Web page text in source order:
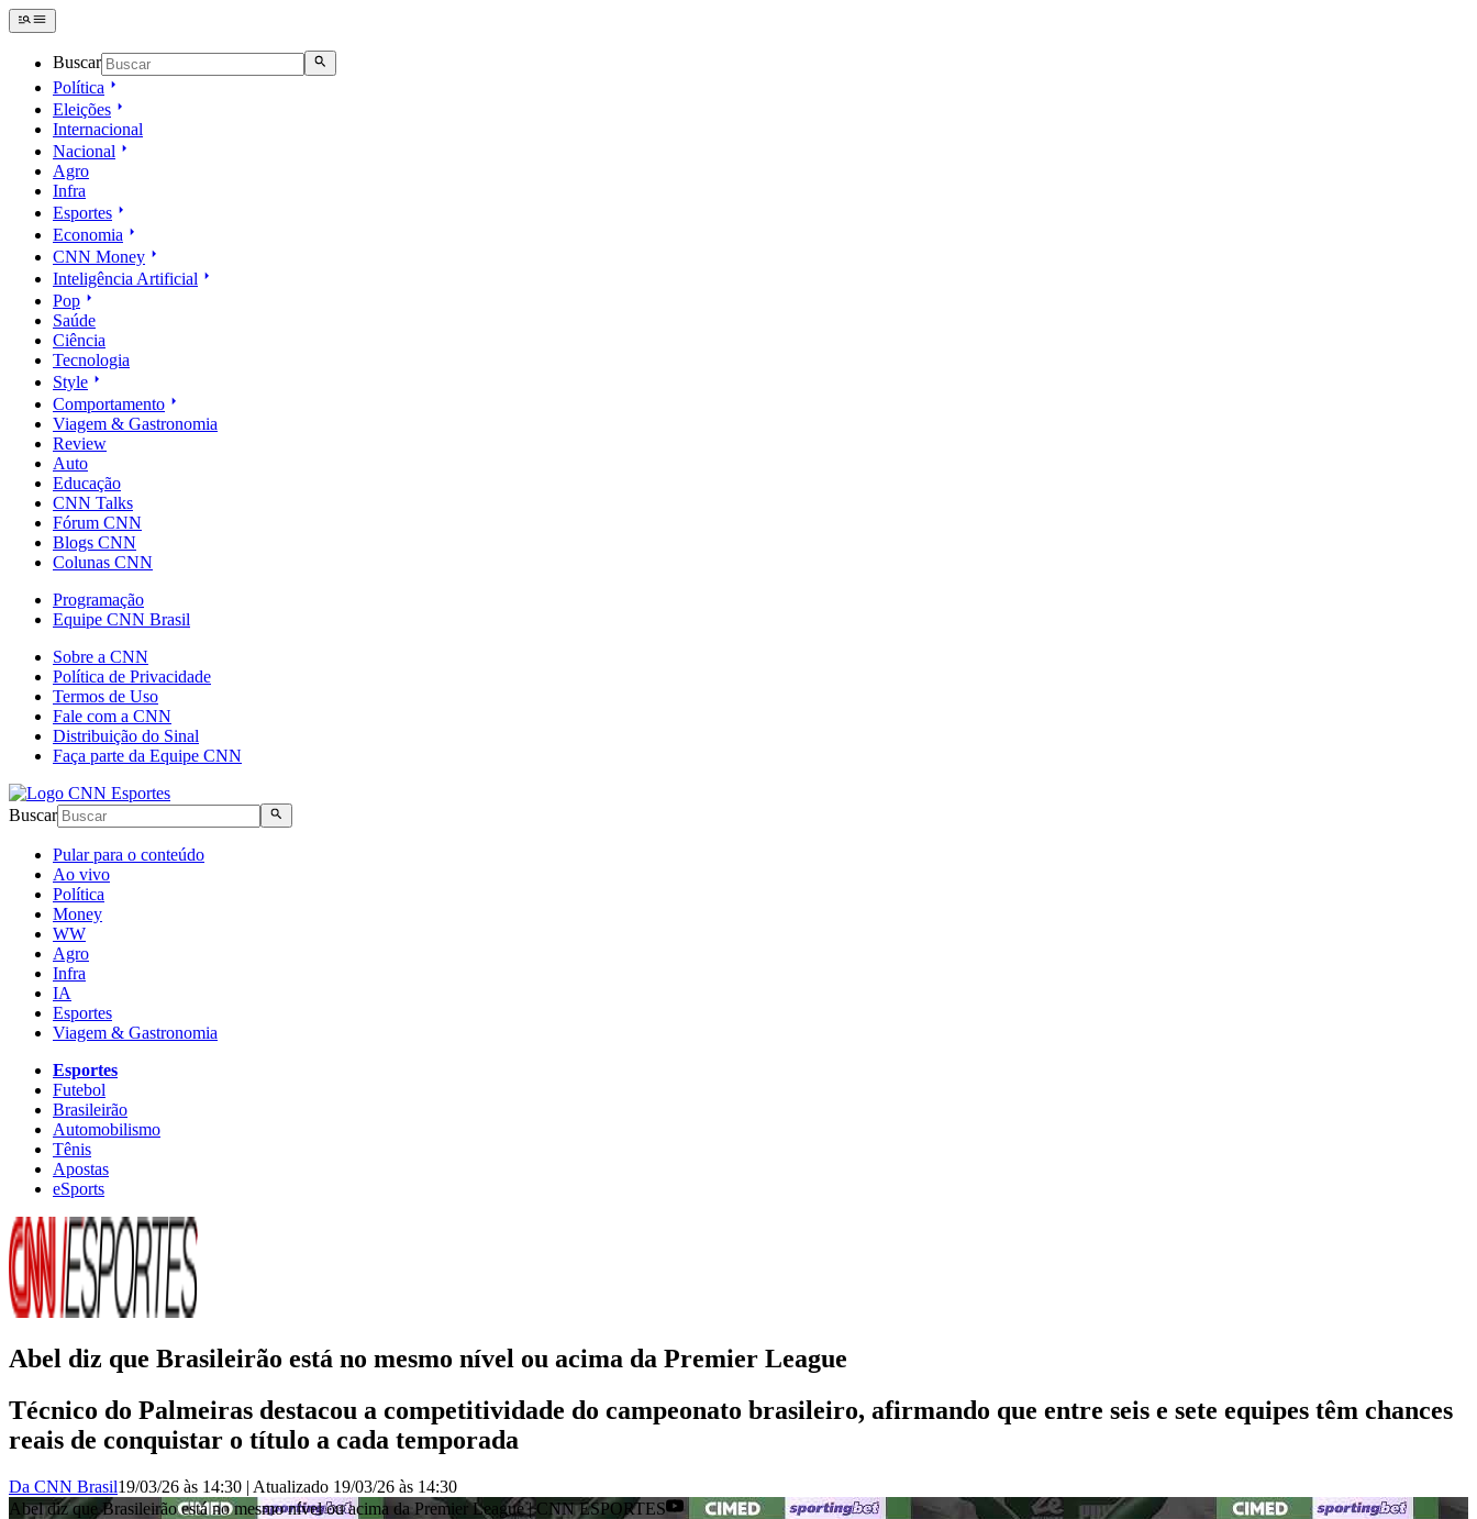
Buscar
Política
Eleições
Internacional
Nacional
Agro
Infra
Esportes
Economia
CNN Money
Inteligência Artificial
Pop
Saúde
Ciência
Tecnologia
Style
Comportamento
Viagem & Gastronomia
Review
Auto
Educação
CNN Talks
Fórum CNN
Blogs CNN
Colunas CNN
Programação
Equipe CNN Brasil
Sobre a CNN
Política de Privacidade
Termos de Uso
Fale com a CNN
Distribuição do Sinal
Faça parte da Equipe CNN
Buscar
Pular para o conteúdo
Ao vivo
Política
Money
WW
Agro
Infra
IA
Esportes
Viagem & Gastronomia
Esportes
Futebol
Brasileirão
Automobilismo
Tênis
Apostas
eSports
Abel diz que Brasileirão está no mesmo nível ou acima da Premier League
Técnico do Palmeiras destacou a competitividade do campeonato brasileiro, afirmando que entre seis e sete equipes têm chances
reais de conquistar o título a cada temporada
Da CNN Brasil19/03/26 às 14:30 | Atualizado 19/03/26 às 14:30
Abel diz que Brasileirão está no mesmo nível ou acima da Premier League | CNN ESPORTES